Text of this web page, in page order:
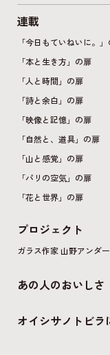
連載
「今日もていねいに。
「本と生き方」の扉
「人と時間」の扉
「詩と余白」の扉
「映像と記憶」の扉
「自然と、道具」の扉
「山と感覚」の扉
「パリの空気」の扉
「花と世界」の扉
プロジェクト
ガラス作家 山野アンダ
あの人のおいしさ
オイシサノトビラ